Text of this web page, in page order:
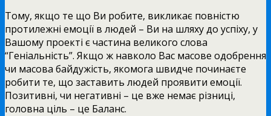
Тому, якщо те що Ви робите, викликає повністю
протилежні емоції в людей – Ви на шляху до успіху, у
Вашому проекті є частина великого слова
“Геніальність”. Якщо ж навколо Вас масове одобрення
чи масова байдужість, якомога швидче починаєте
робити те, що заставить людей проявити емоції.
Позитивні, чи негативні – це вже немає різниці,
головна ціль – це Баланс.